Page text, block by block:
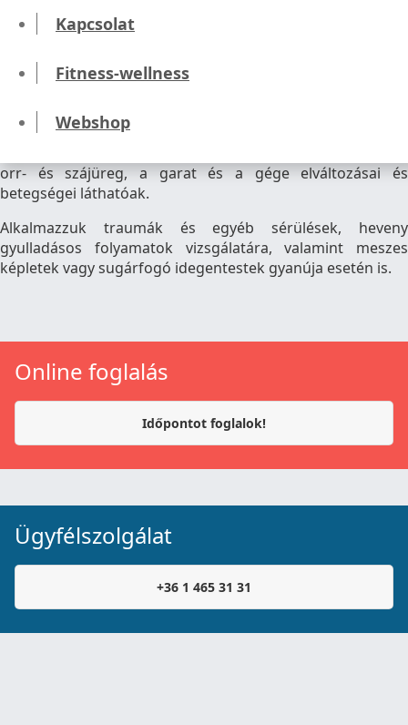
Kapcsolat
Fitness-wellness
Webshop
Nyaki lágyrész CT vizsgálat
A nyaki lágyrész CT vizsgálattal általában a nyirokcsomók,
orr- és szájüreg, a garat és a gége elváltozásai és
betegségei láthatóak.
Alkalmazzuk traumák és egyéb sérülések, heveny
gyulladásos folyamatok vizsgálatára, valamint meszes
képletek vagy sugárfogó idegentestek gyanúja esetén is.
Online foglalás
Időpontot foglalok!
Ügyfélszolgálat
+36 1 465 31 31